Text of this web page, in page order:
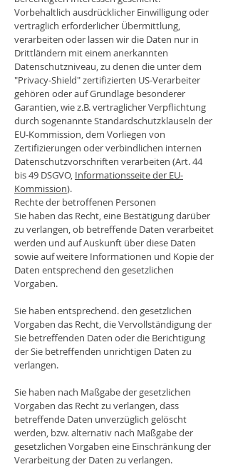
Vorbehaltlich ausdrücklicher Einwilligung oder
vertraglich erforderlicher Übermittlung,
verarbeiten oder lassen wir die Daten nur in
Drittländern mit einem anerkannten
Datenschutzniveau, zu denen die unter dem
"Privacy-Shield" zertifizierten US-Verarbeiter
gehören oder auf Grundlage besonderer
Garantien, wie z.B. vertraglicher Verpflichtung
durch sogenannte Standardschutzklauseln der
EU-Kommission, dem Vorliegen von
Zertifizierungen oder verbindlichen internen
Datenschutzvorschriften verarbeiten (Art. 44
bis 49 DSGVO, Informationsseite der EU-
Kommission).
Rechte der betroffenen Personen
Sie haben das Recht, eine Bestätigung darüber
zu verlangen, ob betreffende Daten verarbeitet
werden und auf Auskunft über diese Daten
sowie auf weitere Informationen und Kopie der
Daten entsprechend den gesetzlichen
Vorgaben.
Sie haben entsprechend. den gesetzlichen
Vorgaben das Recht, die Vervollständigung der
Sie betreffenden Daten oder die Berichtigung
der Sie betreffenden unrichtigen Daten zu
verlangen.
Sie haben nach Maßgabe der gesetzlichen
Vorgaben das Recht zu verlangen, dass
betreffende Daten unverzüglich gelöscht
werden, bzw. alternativ nach Maßgabe der
gesetzlichen Vorgaben eine Einschränkung der
Verarbeitung der Daten zu verlangen.